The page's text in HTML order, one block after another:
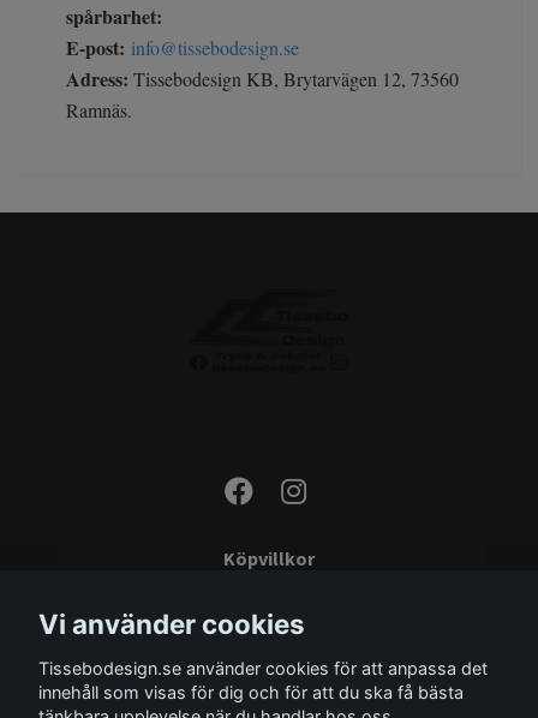
spårbarhet:
E-post: info@tissebodesign.se
Adress: Tissebodesign KB, Brytarvägen 12, 73560
Ramnäs.
Köpvillkor
Monteringsinstruktioner
Miljö
Vi använder cookies
Tissebodesign.se använder cookies för att anpassa det
innehåll som visas för dig och för att du ska få bästa